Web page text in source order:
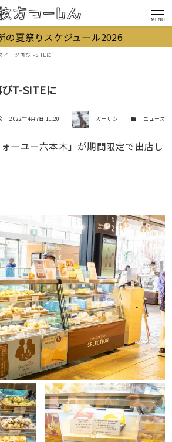
MENU
の夏祭りスケジュール2026
イーツ再びT-SITEに
T-SITEに
投稿日
2022年4月7日 11:20 著者 ガーサン カテゴリー
ニュース
ーユー六本木」が期間限定で出店し